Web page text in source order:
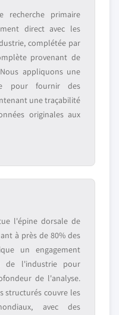
recherche primaire
direct avec les
complétée par
provenant de
appliquons une
pour fournir des
une traçabilité
originales aux
l'épine dorsale de
à près de 80% des
un engagement
de l'industrie pour
de l'analyse.
structurés couvre les
avec des